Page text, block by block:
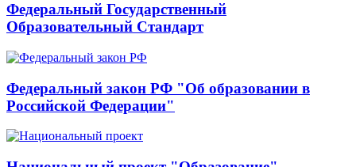
Федеральный Государственный
Образовательный Стандарт
Федеральный закон РФ "Об образовании в
Российской Федерации"